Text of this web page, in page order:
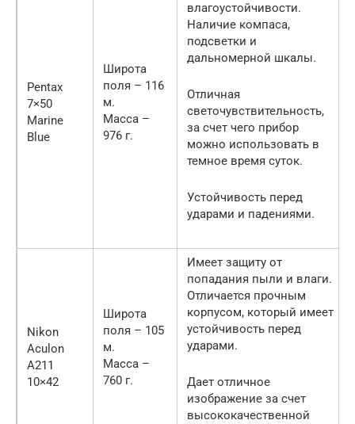
Pentax
7×50
Marine
Blue
Широта
поля – 116
м.
Масса –
976 г.
влагоустойчивости.
Наличие компаса,
подсветки и
дальномерной шкалы.
Отличная
светочувствительность,
за счет чего прибор
можно использовать в
темное время суток.
Устойчивость перед
ударами и падениями.
Nikon
Aculon
A211
10×42
Широта
поля – 105
м.
Масса –
760 г.
Имеет защиту от
попадания пыли и влаги.
Отличается прочным
корпусом, который имеет
устойчивость перед
ударами.
Дает отличное
изображение за счет
высококачественной